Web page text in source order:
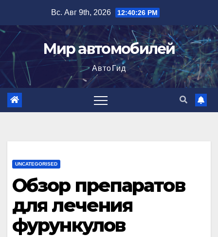
содержимому
Вс. Авг 9th, 2026 12:40:27 PM
Мир автомобилей
АвтоГид
UNCATEGORISED
Обзор препаратов
для лечения
фурункулов